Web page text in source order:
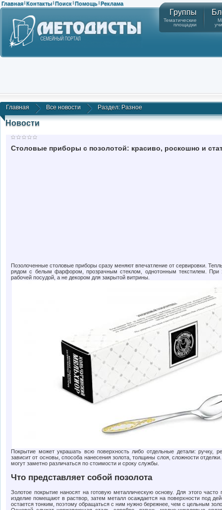
Главная | Контакты | Поиск | Помощь | Реклама
Группы
Тематические
площадки
Главная Все новости Раздел: Разное
Новости
Столовые приборы с позолотой: красиво, роскошно и
Позолоченные столовые приборы сразу меняют впечатление от сервировки.
рядом с белым фарфором, прозрачным стеклом, однотонным текстилем. При
рабочей посудой, а не декором для закрытой витрины.
Покрытие может украшать всю поверхность либо отдельные детали: ручку,
зависит от основы, способа нанесения золота, толщины слоя, сложности
могут заметно различаться по стоимости и сроку службы.
Что представляет собой позолота
Золотое покрытие наносят на готовую металлическую основу. Для этого часто
изделие помещают в раствор, затем металл осаждается на поверхности под
остается тонким, поэтому обращаться с ним нужно бережнее, чем с цельным